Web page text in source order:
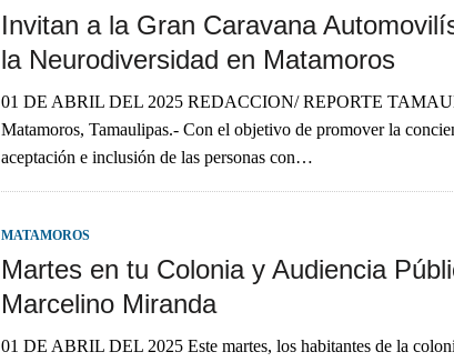
Invitan a la Gran Caravana
la Neurodiversidad en Matamoros
01 DE ABRIL DEL 2025 REDACCION/ REPORTE
Matamoros, Tamaulipas.- Con el objetivo de promover la
aceptación e inclusión de las personas con…
MATAMOROS
Martes en tu Colonia y Audiencia
Marcelino Miranda
01 DE ABRIL DEL 2025 Este martes, los habitantes de la